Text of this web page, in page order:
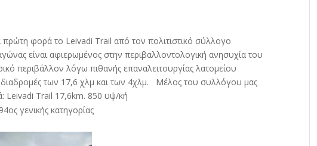
φορά το Leivadi Trail από τον πολιτιστικό σύλλογο
είναι αφιερωμένος στην περιβαλλοντολογική ανησυχία του
περιβάλλον λόγω πιθανής επαναλειτουργίας λατομείου
των 17,6 χλμ και των 4χλμ. Μέλος του συλλόγου μας
Leivadi Trail 17,6km. 850 υψ/κή
γενικής κατηγορίας